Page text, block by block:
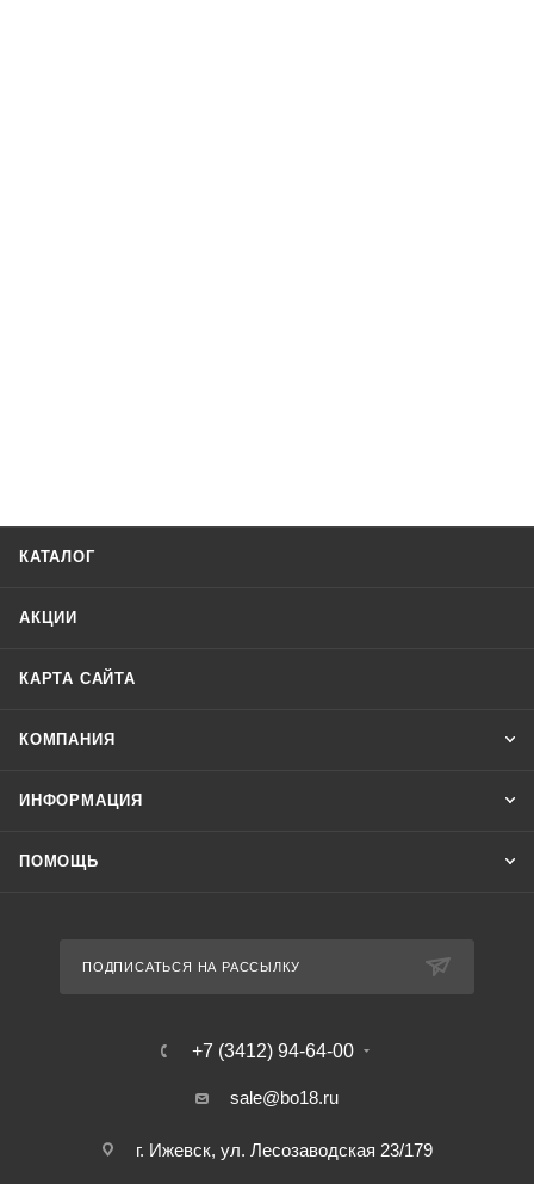
КАТАЛОГ
АКЦИИ
КАРТА САЙТА
КОМПАНИЯ
ИНФОРМАЦИЯ
ПОМОЩЬ
ПОДПИСАТЬСЯ НА РАССЫЛКУ
+7 (3412) 94-64-00
sale@bo18.ru
г. Ижевск, ул. Лесозаводская 23/179